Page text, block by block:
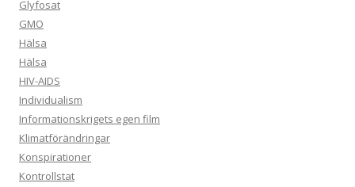
Glyfosat
GMO
Hälsa
Hälsa
HIV-AIDS
Individualism
Informationskrigets egen film
Klimatförändringar
Konspirationer
Kontrollstat